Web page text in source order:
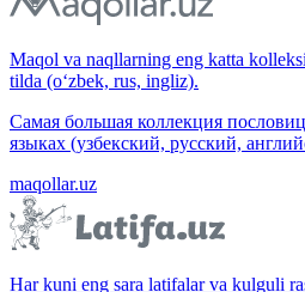
Maqol va naqllarning eng katta
tilda (o‘zbek, rus, ingliz).
Самая большая коллекция
языках (узбекский, русский,
maqollar.uz
Har kuni eng sara latifalar va kulguli